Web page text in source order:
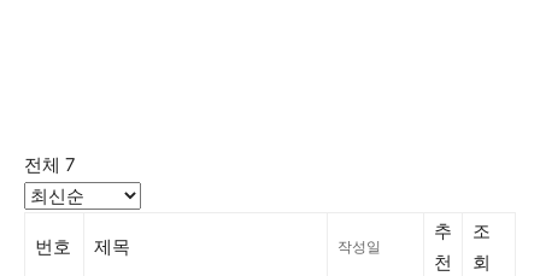
전체 7
번호 제목 작성일
추
천
조
회